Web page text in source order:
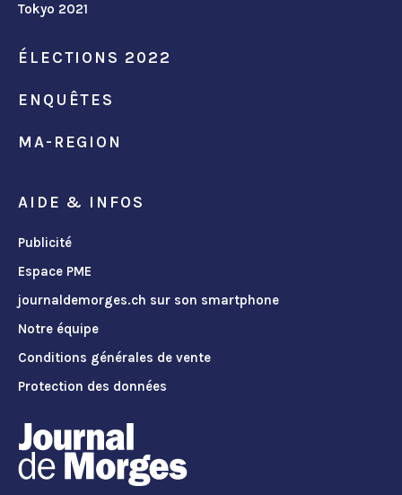
Tokyo 2021
ÉLECTIONS 2022
ENQUÊTES
MA-REGION
AIDE & INFOS
Publicité
Espace PME
journaldemorges.ch sur son smartphone
Notre équipe
Conditions générales de vente
Protection des données